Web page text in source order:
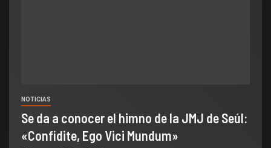
NOTICIAS
Se da a conocer el himno de la JMJ de Seúl:
«Confidite, Ego Vici Mundum»